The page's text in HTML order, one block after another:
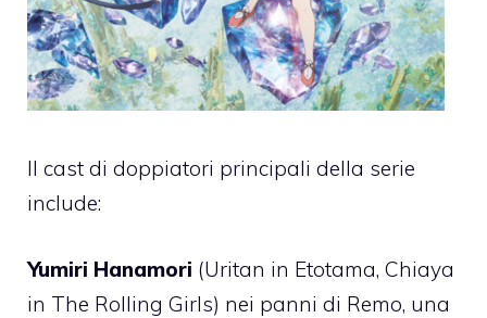
Il cast di doppiatori principali della serie
include:
Yumiri Hanamori (Uritan in Etotama, Chiaya
in The Rolling Girls) nei panni di Remo, una